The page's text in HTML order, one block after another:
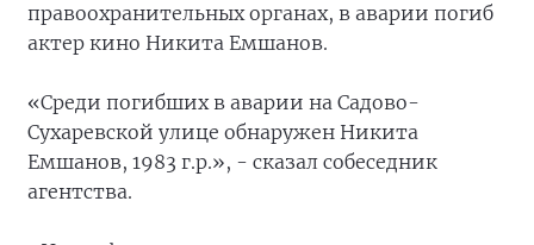
правоохранительных органах, в аварии погиб
актер кино Никита Емшанов.
«Среди погибших в аварии на Садово-
Сухаревской улице обнаружен Никита
Емшанов, 1983 г.р.», - сказал собеседник
агентства.